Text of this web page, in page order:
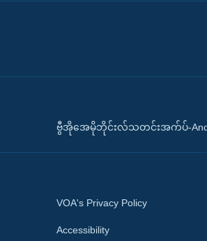
ဗွီအိုအေမိုဘိုင်းလ်သတင်းအက်ပ်-
VOA's Privacy Policy
Accessibility